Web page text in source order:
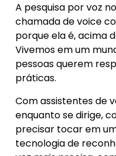
A pesquisa por voz
chamada de voice
porque ela é, acima
Vivemos em um
pessoas querem
práticas.
Com assistentes de
enquanto se dirige,
precisar tocar em
tecnologia de